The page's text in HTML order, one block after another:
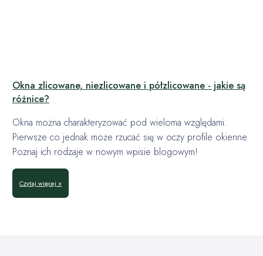
Okna zlicowane, niezlicowane i półzlicowane - jakie są
różnice?
Okna można charakteryzować pod wieloma względami.
Pierwsze co jednak może rzucać się w oczy profile okienne.
Poznaj ich rodzaje w nowym wpisie blogowym!
Czytaj więcej »